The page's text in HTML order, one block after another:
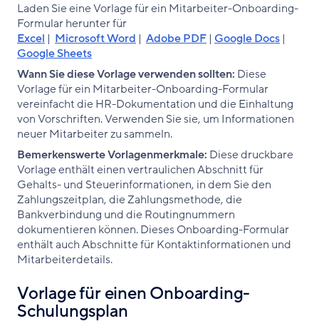
Laden Sie eine Vorlage für ein Mitarbeiter-Onboarding-
Formular herunter für
Excel | Microsoft Word | Adobe PDF | Google Docs |
Google Sheets
Wann Sie diese Vorlage verwenden sollten: Diese
Vorlage für ein Mitarbeiter-Onboarding-Formular
vereinfacht die HR-Dokumentation und die Einhaltung
von Vorschriften. Verwenden Sie sie, um Informationen
neuer Mitarbeiter zu sammeln.
Bemerkenswerte Vorlagenmerkmale: Diese druckbare
Vorlage enthält einen vertraulichen Abschnitt für
Gehalts- und Steuerinformationen, in dem Sie den
Zahlungszeitplan, die Zahlungsmethode, die
Bankverbindung und die Routingnummern
dokumentieren können. Dieses Onboarding-Formular
enthält auch Abschnitte für Kontaktinformationen und
Mitarbeiterdetails.
Vorlage für einen Onboarding-
Schulungsplan